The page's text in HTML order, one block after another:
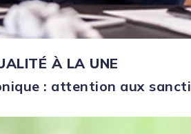
À LA UNE
: attention aux